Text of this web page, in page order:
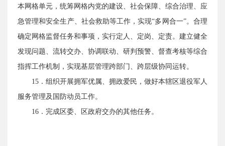
本网格单元，统筹网格内党的建设、社会保障、综合治理、应
急管理和安全生产、社会救助等工作，实现“多网合一”。合理
确定网格监督任务和事项，实行定人、定岗、定责。建立健全
发现问题、流转交办、协调联动、研判预警、督查考核等综合
指挥工作机制，实现基层管理跨部门、跨层级协同运转。
15．组织开展拥军优属、拥政爱民，做好本辖区退役军人
服务管理及国防动员工作。
16．完成区委、区政府交办的其他任务。